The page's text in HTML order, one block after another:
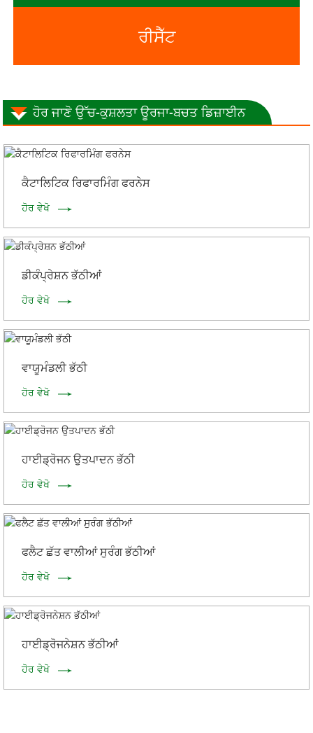
ਰੀਸੈੱਟ
ਹੋਰ ਜਾਣੋ ਉੱਚ-ਕੁਸ਼ਲਤਾ ਊਰਜਾ-ਬਚਤ ਡਿਜ਼ਾਈਨ
ਕੈਟਾਲਿਟਿਕ ਰਿਫਾਰਮਿੰਗ ਫਰਨੇਸ
ਹੋਰ ਵੇਖੋ
ਡੀਕੰਪ੍ਰੇਸ਼ਨ ਭੱਠੀਆਂ
ਹੋਰ ਵੇਖੋ
ਵਾਯੂਮੰਡਲੀ ਭੱਠੀ
ਹੋਰ ਵੇਖੋ
ਹਾਈਡ੍ਰੋਜਨ ਉਤਪਾਦਨ ਭੱਠੀ
ਹੋਰ ਵੇਖੋ
ਫਲੈਟ ਛੱਤ ਵਾਲੀਆਂ ਸੁਰੰਗ ਭੱਠੀਆਂ
ਹੋਰ ਵੇਖੋ
ਹਾਈਡ੍ਰੋਜਨੇਸ਼ਨ ਭੱਠੀਆਂ
ਹੋਰ ਵੇਖੋ